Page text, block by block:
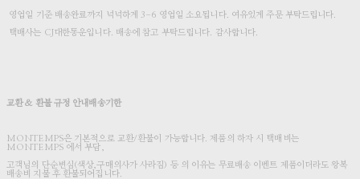
영업일 기준 배송완료까지 넉넉하게 3-6 영업일 소요됩니다. 여유있게 주문 부탁드립니다.
택배사는 CJ대한통운입니다. 배송에 참고 부탁드립니다. 감사합니다.
교환 & 환불 규정 안내배송기한
MONTEMPS은 기본적으로 교환/환불이 가능합니다. 제품의 하자 시 택배비는
MONTEMPS 에서 부담,
고객님의 단순변심(색상,구매의사가 사라짐) 등 의 이유는 무료배송 이벤트 제품이더라도 왕복
배송비 지불 후 환불되어집니다.